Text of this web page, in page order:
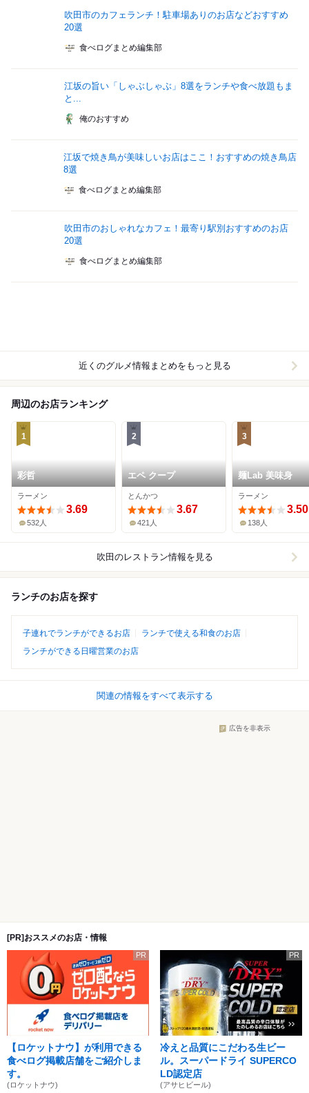
吹田市のカフェランチ！駐車場ありのお店などおすすめ
20選
食べログまとめ編集部
江坂の旨い「しゃぶしゃぶ」8選をランチや食べ放題もま
と...
俺のおすすめ
江坂で焼き鳥が美味しいお店はここ！おすすめの焼き鳥店
8選
食べログまとめ編集部
吹田市のおしゃれなカフェ！最寄り駅別おすすめのお店
20選
食べログまとめ編集部
近くのグルメ情報まとめをもっと見る
周辺のお店ランキング
1
彩哲
ラーメン
3.69
532人
2
エペ クープ
とんかつ
3.67
421人
3
麺Lab 美味身
ラーメン
3.50
138人
吹田 のレストラン情報を見る
ランチのお店を探す
子連れでランチができるお店
ランチで使える和食のお店
ランチができる日曜営業のお店
関連の情報をすべて表示する
広告を非表示
[PR]おススメのお店・情報
PR
【ロケットナウ】が利用できる
食べログ掲載店舗をご紹介しま
す。
(ロケットナウ)
PR
冷えと品質にこだわる生ビー
ル。スーパードライ SUPERCO
LD認定店
(アサヒビール)